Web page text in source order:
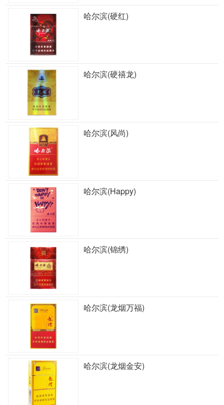
哈尔滨(硬红)
哈尔滨(硬禧龙)
哈尔滨(风尚)
哈尔滨(Happy)
哈尔滨(锦绣)
哈尔滨(龙烟万福)
哈尔滨(龙烟金安)